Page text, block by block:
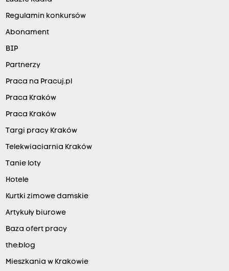
Regulamin konkursów
Abonament
BIP
Partnerzy
Praca na Pracuj.pl
Praca Kraków
Praca Kraków
Targi pracy Kraków
Telekwiaciarnia Kraków
Tanie loty
Hotele
Kurtki zimowe damskie
Artykuły biurowe
Baza ofert pracy
the:blog
Mieszkania w Krakowie